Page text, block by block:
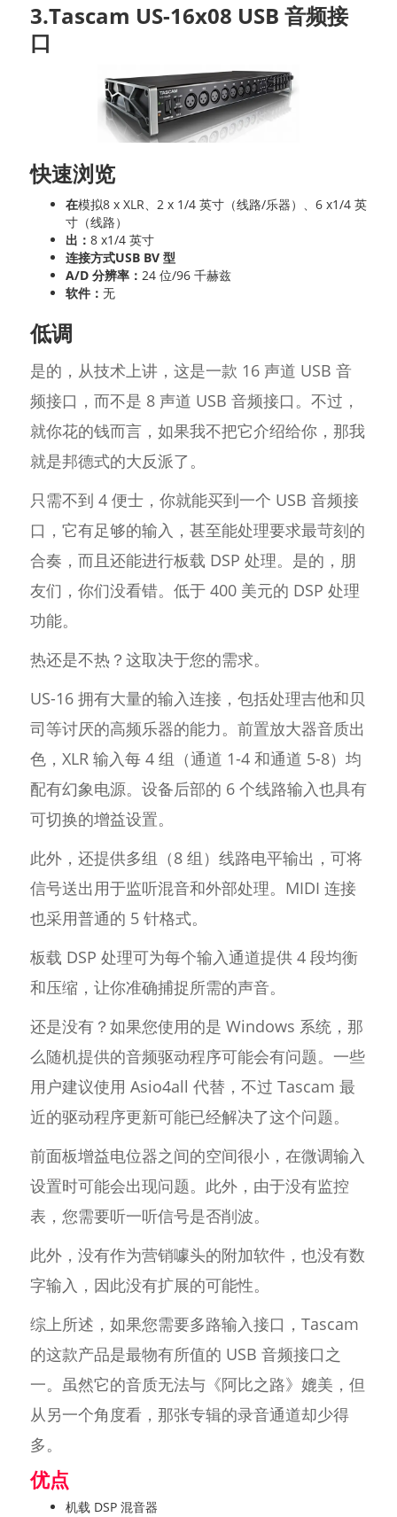
3.Tascam US-16x08 USB 音频接
口
快速浏览
在模拟8 x XLR、2 x 1/4 英寸（线路/乐器）、6 x1/4 英
寸（线路）
出： 8 x1/4 英寸
连接方式USB BV 型
A/D 分辨率： 24 位/96 千赫兹
软件： 无
低调
是的，从技术上讲，这是一款 16 声道 USB 音
频接口，而不是 8 声道 USB 音频接口。不过，
就你花的钱而言，如果我不把它介绍给你，那我
就是邦德式的大反派了。
只需不到 4 便士，你就能买到一个 USB 音频接
口，它有足够的输入，甚至能处理要求最苛刻的
合奏，而且还能进行板载 DSP 处理。是的，朋
友们，你们没看错。低于 400 美元的 DSP 处理
功能。
热还是不热？这取决于您的需求。
US-16 拥有大量的输入连接，包括处理吉他和贝
司等讨厌的高频乐器的能力。前置放大器音质出
色，XLR 输入每 4 组（通道 1-4 和通道 5-8）均
配有幻象电源。设备后部的 6 个线路输入也具有
可切换的增益设置。
此外，还提供多组（8 组）线路电平输出，可将
信号送出用于监听混音和外部处理。MIDI 连接
也采用普通的 5 针格式。
板载 DSP 处理可为每个输入通道提供 4 段均衡
和压缩，让你准确捕捉所需的声音。
还是没有？如果您使用的是 Windows 系统，那
么随机提供的音频驱动程序可能会有问题。一些
用户建议使用 Asio4all 代替，不过 Tascam 最
近的驱动程序更新可能已经解决了这个问题。
前面板增益电位器之间的空间很小，在微调输入
设置时可能会出现问题。此外，由于没有监控
表，您需要听一听信号是否削波。
此外，没有作为营销噱头的附加软件，也没有数
字输入，因此没有扩展的可能性。
综上所述，如果您需要多路输入接口，Tascam
的这款产品是最物有所值的 USB 音频接口之
一。虽然它的音质无法与《阿比之路》媲美，但
从另一个角度看，那张专辑的录音通道却少得
多。
优点
机载 DSP 混音器